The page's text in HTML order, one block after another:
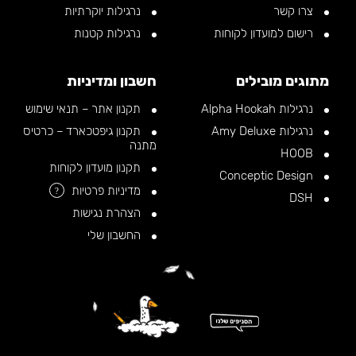
צרו קשר
רישום למועדון לקוחות
נרגילות יוקרתיות
נרגילות קטנות
מתוגים מובילים
נרגילות Alpha Hookah
נרגילות Amy Deluxe
חשבון ומדיניות
תקנון אתר – תנאי שימוש
תקנון גיפטכארד – כרטיס
מתנה
תקנון מועדון לקוחות
מדיניות פרטיות
?
הצהרת נגישות
החשבון שלי